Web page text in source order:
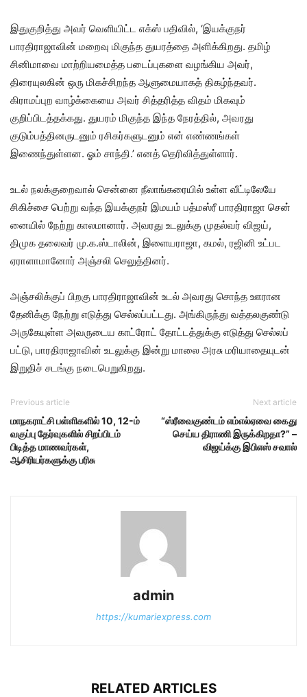
இதுகுறித்து அவர் வெளியிட்ட எக்ஸ் பதிவில், ‘இயக்குநர்
பாரதிராஜாவின் மறைவு மிகுந்த துயரத்தை அளிக்கிறது. தமிழ்
சினிமாவை மாற்றியமைத்த படைப்புகளை வழங்கிய அவர்,
திரையுலகின் ஒரு மிகச்சிறந்த ஆளுமையாகத் திகழ்ந்தவர்.
கிராமப்புற வாழ்க்கையை அவர் சித்தரித்த விதம் மிகவும்
குறிப்பிடத்தக்கது. துயரம் மிகுந்த இந்த நேரத்தில், அவரது
குடும்பத்தினருடனும் ரசிகர்களுடனும் என் எண்ணங்கள்
இணைந்துள்ளன. ஓம் சாந்தி.’ எனத் தெரிவித்துள்ளார்.
உடல் நலக்​குறை​வால் சென்னை நீலாங்கரையில் உள்ள வீட்​டிலேயே
சிகிச்சை பெற்று வந்த இயக்​குநர் இமயம் பத்மஸ்ரீ பார​தி​ராஜா சென்​
னை​யில் நேற்று கால​மா​னார். அவரது உடலுக்கு முதல்​வர் விஜய்,
திமுக தலை​வர் மு.க.ஸ்​டா​லின், இளை​ய​ராஜா, கமல், ரஜினி உட்பட
ஏராளா​மானோர் அஞ்​சலி செலுத்​தினர்.
அஞ்​சலிக்​குப் பிறகு பார​தி​ராஜா​வின் உடல் அவரது சொந்த ஊரான
தேனிக்கு நேற்று எடுத்து செல்​லப்​பட்​டது. அங்​கிருந்து வத்​தல​குண்டு
அரு​கே​யுள்ள அவருடைய காட்​ரோட் தோட்​டத்​துக்கு எடுத்து செல்​லப்​
பட்டு, பார​தி​ராஜா​வின் உடலுக்கு இன்று மாலை அரசு மரி​யாதை​யுடன்
இறு​திச் சடங்கு நடை​பெறுகிறது.
Previous article
மாநகராட்சி பள்ளிகளில் 10, 12-ம்
வகுப்பு தேர்வுகளில் சிறப்பிடம்
பிடித்த மாணவர்கள்,
ஆசிரியர்களுக்கு பரிசு
Next article
“ஸ்ரீவைகுண்டம் எம்எல்ஏவை கைது
செய்ய திராணி இருக்கிறதா?” –
விஜய்க்கு இபிஎஸ் சவால்
admin
https://kumariexpress.com
RELATED ARTICLES